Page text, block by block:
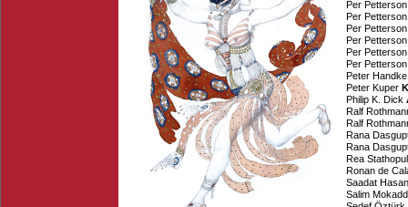
Per Petterson
Per Petterson
Per Petterson
Per Petterson
Per Petterson
Per Petterson
Peter Handke
Peter Kuper
Philip K. Dick
Ralf
Ralf
Rana
Rana
Rea
Ronan de
Saadat
Salim